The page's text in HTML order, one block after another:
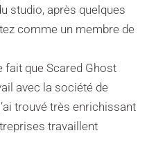
studio, après quelques
comme un membre de
fait que Scared Ghost
avec la société de
trouvé très enrichissant
travaillent